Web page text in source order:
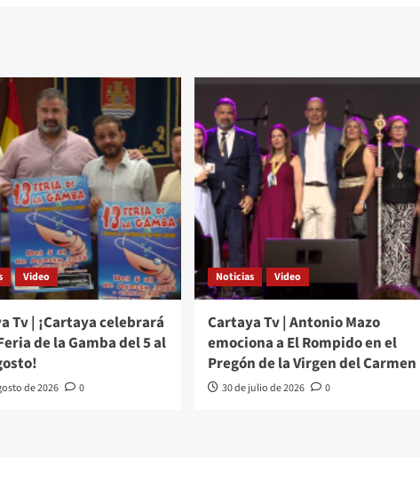
Video
Tv | ¡Cartaya celebrará
de la Gamba del 5 al
de 2026 0
Noticias Video
Cartaya Tv | Antonio Mazo
emociona a El Rompido en el
Pregón de la Virgen del Carmen
30 de julio de 2026 0